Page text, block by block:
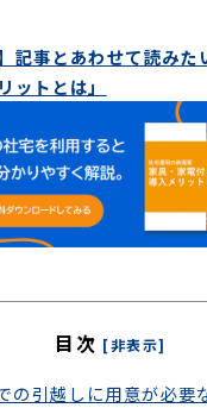
記事とあわせて読みた
ットとは」
目次 [非表示]
の引越しに用意が必要